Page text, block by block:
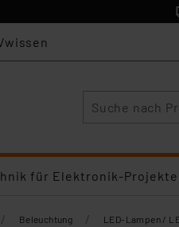
für Elektronik-Projekte
/ Beleuchtung / LED-Lampen /